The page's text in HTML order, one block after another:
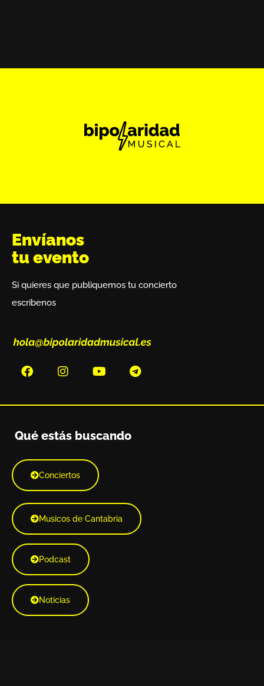
Envíanos
tu evento
Si quieres que publiquemos tu concierto
escríbenos
Qué estás buscando
Conciertos
Musicos de Cantabria
Podcast
Noticias